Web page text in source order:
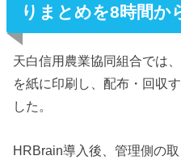
りまとめを8時間か
天白信用農業協同組合では
を紙に印刷し、配布・回収
した。
HRBrain導入後、管理側の